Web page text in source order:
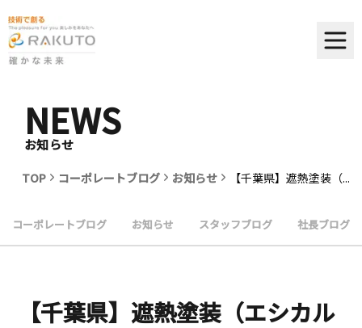
NEWS
お知らせ
TOP コーポレートブログ お知らせ 【千葉県】遮熱塗装（...
コーポレートブログ お知らせ スタッフブログ 社長ブログ
【千葉県】遮熱塗装（エシカル